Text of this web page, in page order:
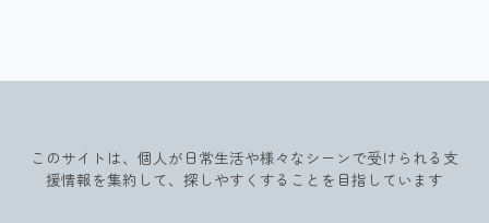
このサイトは、個人が日常生活や様々なシーンで受けられる支
援情報を集約して、探しやすくすることを目指しています